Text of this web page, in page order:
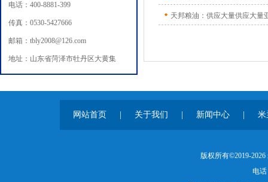
电话：400-8881-399
传真：0530-5427666
邮箱：tbly2008@126.com
地址：山东省菏泽市牡丹区大黄集
天邦粮油：供应大量供应大量
网站首页 关于我们 新闻中心 米
版权所有©2019-
电话